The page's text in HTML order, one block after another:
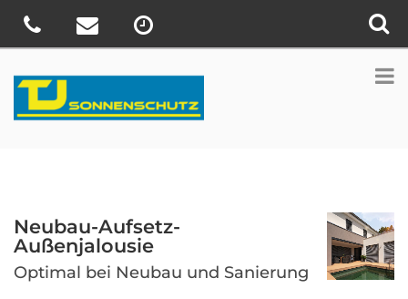
Neubau-Aufsetz-
Außenjalousie
Optimal bei Neubau und Sanierung